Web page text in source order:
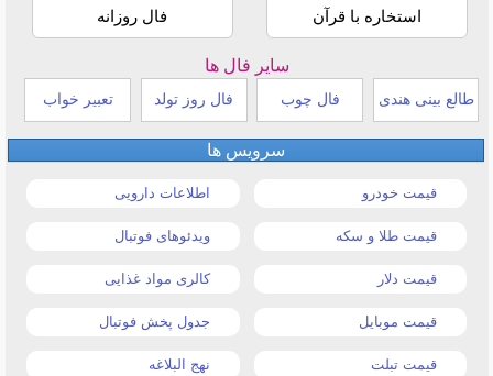
استخاره با قرآن فال روزانه
سایر فال ها
طالع بینی هندی فال چوب فال روز تولد تعبیر خواب
سرویس ها
قیمت خودرو اطلاعات دارویی
قیمت طلا و سکه ویدئوهای فوتبال
قیمت دلار کالری مواد غذایی
قیمت موبایل جدول پخش فوتبال
قیمت تبلت نهج البلاغه